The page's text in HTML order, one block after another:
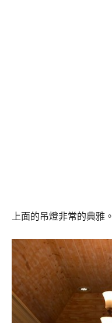
上面的吊燈非常的典雅。